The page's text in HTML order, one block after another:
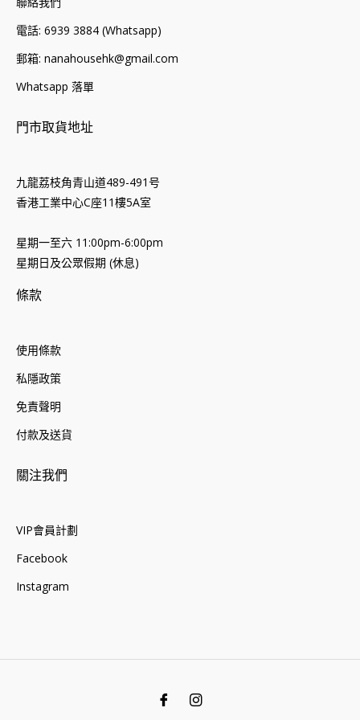
電話: 6939 3884 (Whatsapp)
郵箱: nanahousehk@gmail.com
Whatsapp 落單
門市取貨地址
九龍荔枝角青山道489-491号
香港工業中心C座11樓5A室
星期一至六 11:00pm-6:00pm
星期日及公眾假期 (休息)
條款
使用條款
私隱政策
免責聲明
付款及送貨
關注我們
VIP會員計劃
Facebook
Instagram
Ins